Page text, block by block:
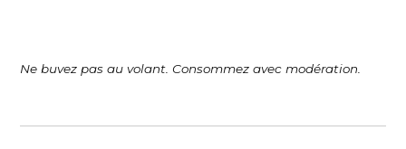
Ne buvez pas au volant. Consommez avec modération.